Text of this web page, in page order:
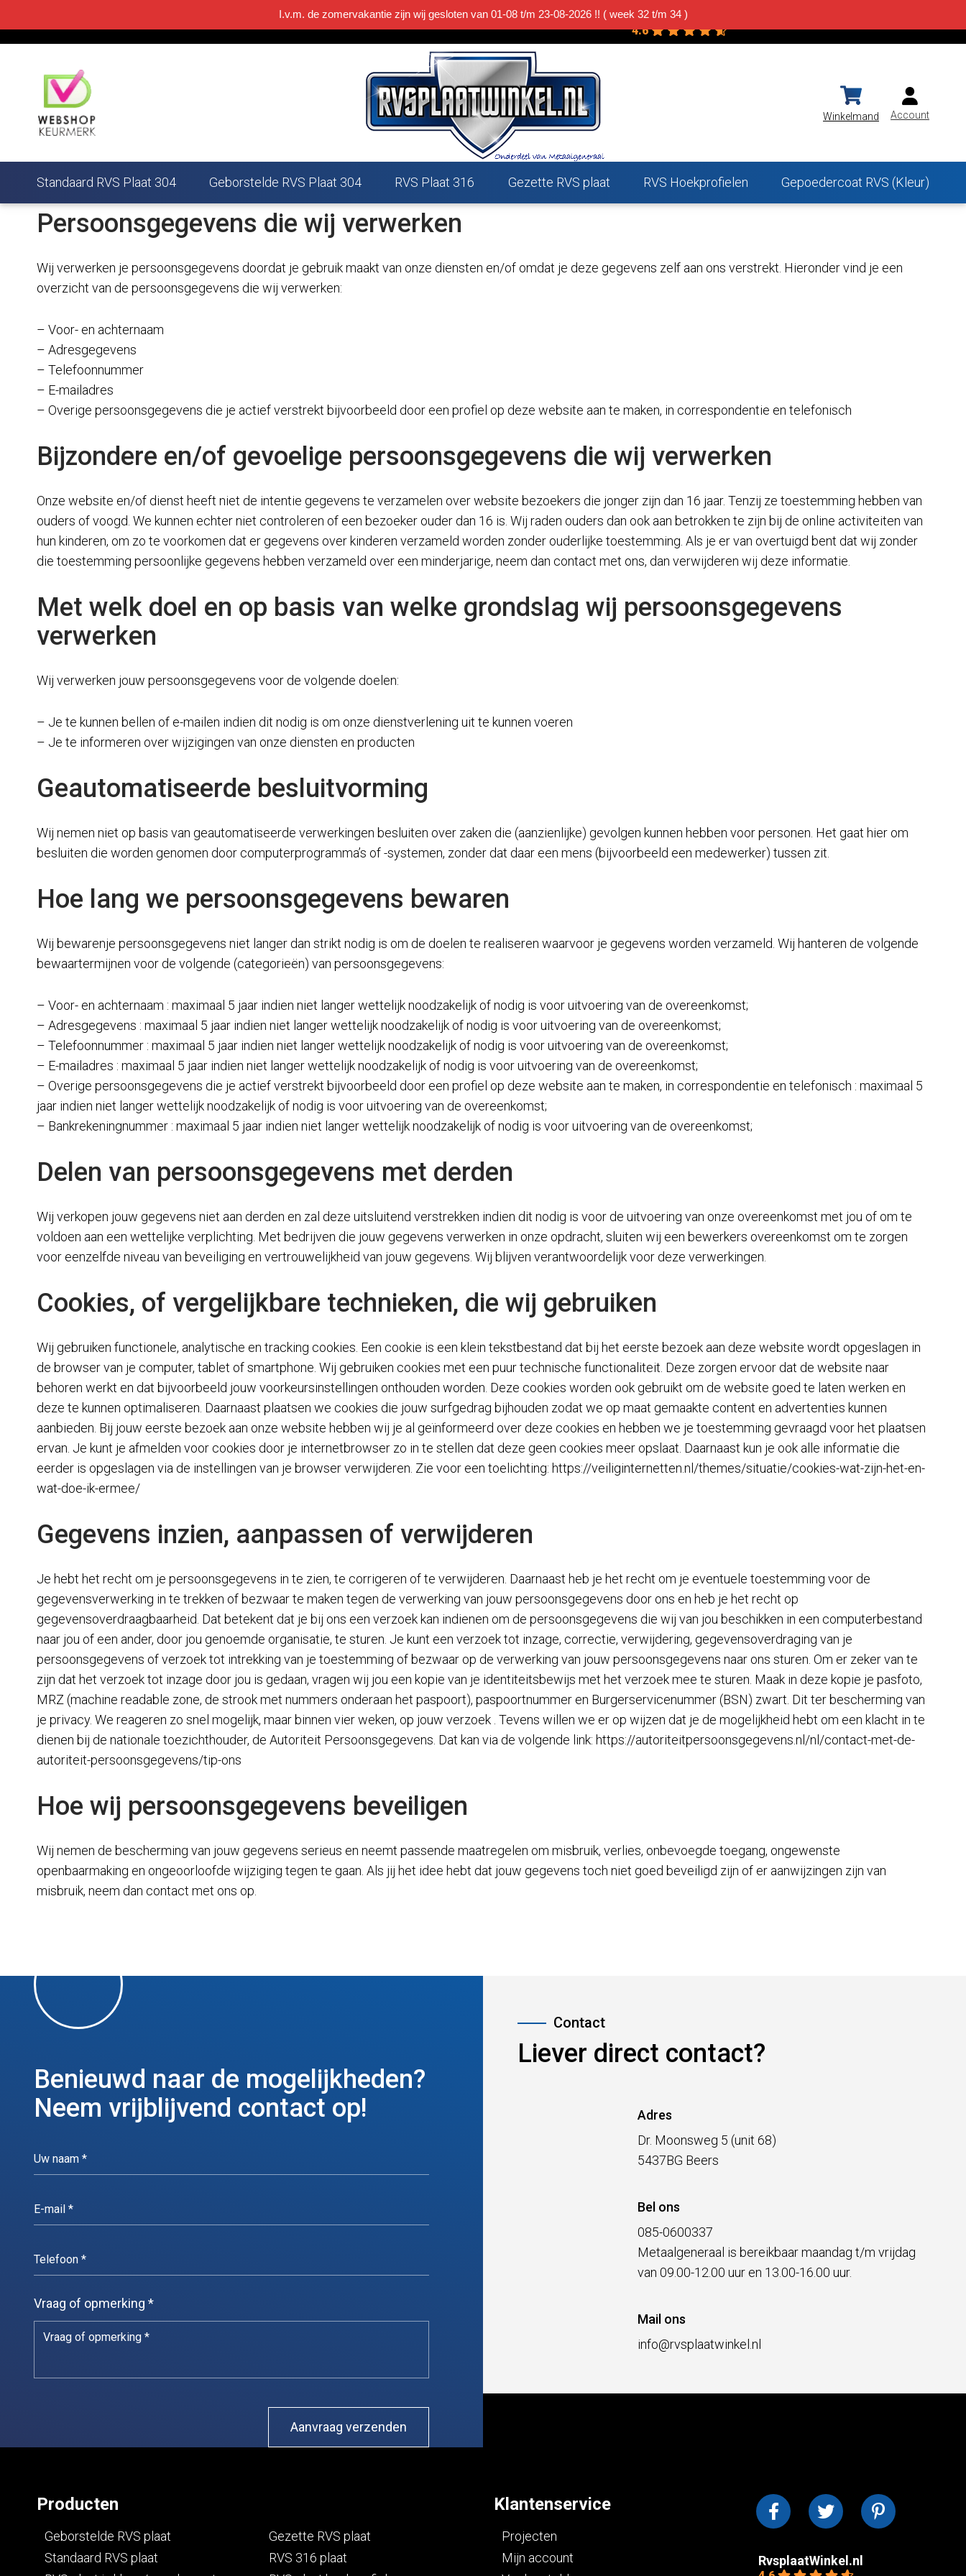
I.v.m. de zomervakantie zijn wij gesloten van 01-08 t/m 23-08-2026 !! ( week 32 t/m 34 )
info@rvsplaatwinkel.nl RvsplaatWinkel.nl
4.6
powered byGoogle
Winkelmand Account
Standaard RVS Plaat 304 Geborstelde RVS Plaat 304 RVS Plaat 316 Gezette RVS plaat RVS Hoekprofielen Gepoedercoat RVS (Kleur)
Privacybeleid
Persoonsgegevens die wij verwerken
Wij verwerken je persoonsgegevens doordat je gebruik maakt van onze diensten en/of omdat je deze gegevens zelf aan ons verstrekt. Hieronder vind je een
overzicht van de persoonsgegevens die wij verwerken:
– Voor- en achternaam
– Adresgegevens
– Telefoonnummer
– E-mailadres
– Overige persoonsgegevens die je actief verstrekt bijvoorbeeld door een profiel op deze website aan te maken, in correspondentie en telefonisch
Bijzondere en/of gevoelige persoonsgegevens die wij verwerken
Onze website en/of dienst heeft niet de intentie gegevens te verzamelen over website bezoekers die jonger zijn dan 16 jaar. Tenzij ze toestemming hebben van
ouders of voogd. We kunnen echter niet controleren of een bezoeker ouder dan 16 is. Wij raden ouders dan ook aan betrokken te zijn bij de online activiteiten van
hun kinderen, om zo te voorkomen dat er gegevens over kinderen verzameld worden zonder ouderlijke toestemming. Als je er van overtuigd bent dat wij zonder
die toestemming persoonlijke gegevens hebben verzameld over een minderjarige, neem dan contact met ons, dan verwijderen wij deze informatie.
Met welk doel en op basis van welke grondslag wij persoonsgegevens
verwerken
Wij verwerken jouw persoonsgegevens voor de volgende doelen:
– Je te kunnen bellen of e-mailen indien dit nodig is om onze dienstverlening uit te kunnen voeren
– Je te informeren over wijzigingen van onze diensten en producten
Geautomatiseerde besluitvorming
Wij nemen niet op basis van geautomatiseerde verwerkingen besluiten over zaken die (aanzienlijke) gevolgen kunnen hebben voor personen. Het gaat hier om
besluiten die worden genomen door computerprogramma’s of -systemen, zonder dat daar een mens (bijvoorbeeld een medewerker) tussen zit.
Hoe lang we persoonsgegevens bewaren
Wij bewarenje persoonsgegevens niet langer dan strikt nodig is om de doelen te realiseren waarvoor je gegevens worden verzameld. Wij hanteren de volgende
bewaartermijnen voor de volgende (categorieën) van persoonsgegevens:
– Voor- en achternaam : maximaal 5 jaar indien niet langer wettelijk noodzakelijk of nodig is voor uitvoering van de overeenkomst;
– Adresgegevens : maximaal 5 jaar indien niet langer wettelijk noodzakelijk of nodig is voor uitvoering van de overeenkomst;
– Telefoonnummer : maximaal 5 jaar indien niet langer wettelijk noodzakelijk of nodig is voor uitvoering van de overeenkomst;
– E-mailadres : maximaal 5 jaar indien niet langer wettelijk noodzakelijk of nodig is voor uitvoering van de overeenkomst;
– Overige persoonsgegevens die je actief verstrekt bijvoorbeeld door een profiel op deze website aan te maken, in correspondentie en telefonisch : maximaal 5
jaar indien niet langer wettelijk noodzakelijk of nodig is voor uitvoering van de overeenkomst;
– Bankrekeningnummer : maximaal 5 jaar indien niet langer wettelijk noodzakelijk of nodig is voor uitvoering van de overeenkomst;
Delen van persoonsgegevens met derden
Wij verkopen jouw gegevens niet aan derden en zal deze uitsluitend verstrekken indien dit nodig is voor de uitvoering van onze overeenkomst met jou of om te
voldoen aan een wettelijke verplichting. Met bedrijven die jouw gegevens verwerken in onze opdracht, sluiten wij een bewerkers overeenkomst om te zorgen
voor eenzelfde niveau van beveiliging en vertrouwelijkheid van jouw gegevens. Wij blijven verantwoordelijk voor deze verwerkingen.
Cookies, of vergelijkbare technieken, die wij gebruiken
Wij gebruiken functionele, analytische en tracking cookies. Een cookie is een klein tekstbestand dat bij het eerste bezoek aan deze website wordt opgeslagen in
de browser van je computer, tablet of smartphone. Wij gebruiken cookies met een puur technische functionaliteit. Deze zorgen ervoor dat de website naar
behoren werkt en dat bijvoorbeeld jouw voorkeursinstellingen onthouden worden. Deze cookies worden ook gebruikt om de website goed te laten werken en
deze te kunnen optimaliseren. Daarnaast plaatsen we cookies die jouw surfgedrag bijhouden zodat we op maat gemaakte content en advertenties kunnen
aanbieden. Bij jouw eerste bezoek aan onze website hebben wij je al geïnformeerd over deze cookies en hebben we je toestemming gevraagd voor het plaatsen
ervan. Je kunt je afmelden voor cookies door je internetbrowser zo in te stellen dat deze geen cookies meer opslaat. Daarnaast kun je ook alle informatie die
eerder is opgeslagen via de instellingen van je browser verwijderen. Zie voor een toelichting: https://veiliginternetten.nl/themes/situatie/cookies-wat-zijn-het-en-
wat-doe-ik-ermee/
Gegevens inzien, aanpassen of verwijderen
Je hebt het recht om je persoonsgegevens in te zien, te corrigeren of te verwijderen. Daarnaast heb je het recht om je eventuele toestemming voor de
gegevensverwerking in te trekken of bezwaar te maken tegen de verwerking van jouw persoonsgegevens door ons en heb je het recht op
gegevensoverdraagbaarheid. Dat betekent dat je bij ons een verzoek kan indienen om de persoonsgegevens die wij van jou beschikken in een computerbestand
naar jou of een ander, door jou genoemde organisatie, te sturen. Je kunt een verzoek tot inzage, correctie, verwijdering, gegevensoverdraging van je
persoonsgegevens of verzoek tot intrekking van je toestemming of bezwaar op de verwerking van jouw persoonsgegevens naar ons sturen. Om er zeker van te
zijn dat het verzoek tot inzage door jou is gedaan, vragen wij jou een kopie van je identiteitsbewijs met het verzoek mee te sturen. Maak in deze kopie je pasfoto,
MRZ (machine readable zone, de strook met nummers onderaan het paspoort), paspoortnummer en Burgerservicenummer (BSN) zwart. Dit ter bescherming van
je privacy. We reageren zo snel mogelijk, maar binnen vier weken, op jouw verzoek . Tevens willen we er op wijzen dat je de mogelijkheid hebt om een klacht in te
dienen bij de nationale toezichthouder, de Autoriteit Persoonsgegevens. Dat kan via de volgende link: https://autoriteitpersoonsgegevens.nl/nl/contact-met-de-
autoriteit-persoonsgegevens/tip-ons
Hoe wij persoonsgegevens beveiligen
Wij nemen de bescherming van jouw gegevens serieus en neemt passende maatregelen om misbruik, verlies, onbevoegde toegang, ongewenste
openbaarmaking en ongeoorloofde wijziging tegen te gaan. Als jij het idee hebt dat jouw gegevens toch niet goed beveiligd zijn of er aanwijzingen zijn van
misbruik, neem dan contact met ons op.
Benieuwd naar de mogelijkheden?
Neem vrijblijvend contact op!
Vraag of opmerking *
Liever direct contact?
Adres
Dr. Moonsweg 5 (unit 68)
5437BG Beers
Bel ons
085-0600337
Metaalgeneraal is bereikbaar maandag t/m vrijdag
van 09.00-12.00 uur en 13.00-16.00 uur.
Mail ons
info@rvsplaatwinkel.nl
Producten
Geborstelde RVS plaat
Standaard RVS plaat
Gezette RVS plaat
RVS 316 plaat
Klantenservice
Projecten
Mijn account
RvsplaatWinkel.nl